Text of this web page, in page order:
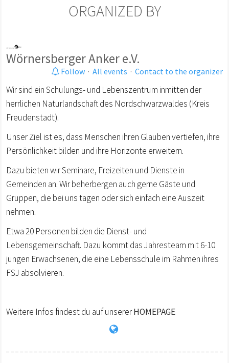
ORGANIZED BY
Wörnersberger Anker e.V.
Follow · All events · Contact to the organizer
Wir sind ein Schulungs- und Lebenszentrum inmitten der
herrlichen Naturlandschaft des Nordschwarzwaldes (Kreis
Freudenstadt).
Unser Ziel ist es, dass Menschen ihren Glauben vertiefen, ihre
Persönlichkeit bilden und ihre Horizonte erweitern.
Dazu bieten wir Seminare, Freizeiten und Dienste in
Gemeinden an. Wir beherbergen auch gerne Gäste und
Gruppen, die bei uns tagen oder sich einfach eine Auszeit
nehmen.
Etwa 20 Personen bilden die Dienst- und
Lebensgemeinschaft. Dazu kommt das Jahresteam mit 6-10
jungen Erwachsenen, die eine Lebensschule im Rahmen ihres
FSJ absolvieren.
Weitere Infos findest du auf unsererHOMEPAGE